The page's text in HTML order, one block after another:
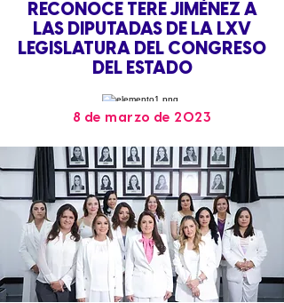
RECONOCE TERE JIMÉNEZ A
LAS DIPUTADAS DE LA LXV
LEGISLATURA DEL CONGRESO
DEL ESTADO
8 de marzo de 2023